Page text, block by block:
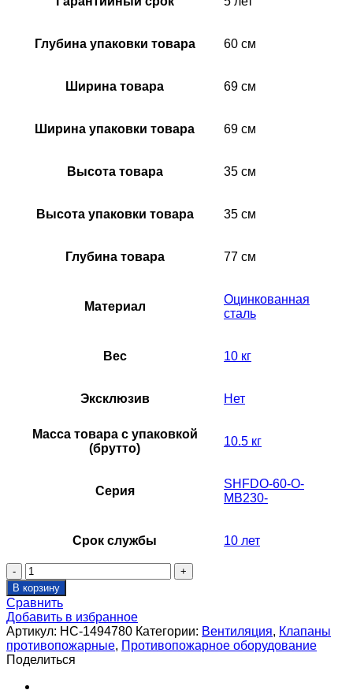
Глубина упаковки товара 60 см
Ширина товара 69 см
Ширина упаковки товара 69 см
Высота товара 35 см
Высота упаковки товара 35 см
Глубина товара 77 см
Материал
Оцинкованная
сталь
Вес 10 кг
Эксклюзив Нет
Масса товара с упаковкой
(брутто)
10.5 кг
Серия
SHFDO-60-O-
MB230-
Срок службы 10 лет
Количество
товара
Клапан
противопожарный
SHUFT
SHFDO-
60-
O-
d630-
В корзину
Сравнить
Добавить в избранное
Артикул: НС-1494780 Категории: Вентиляция, Клапаны
противопожарные, Противопожарное оборудование
Поделиться